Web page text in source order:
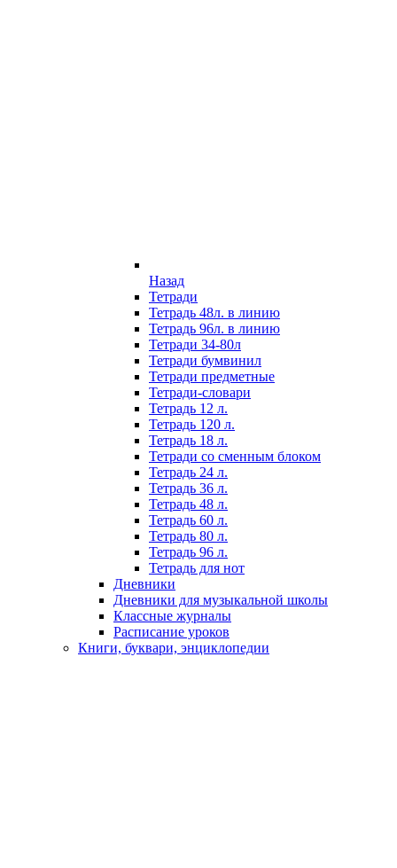
Назад
Тетради
Тетрадь 48л. в линию
Тетрадь 96л. в линию
Тетради 34-80л
Тетради бумвинил
Тетради предметные
Тетради-словари
Тетрадь 12 л.
Тетрадь 120 л.
Тетрадь 18 л.
Тетради со сменным блоком
Тетрадь 24 л.
Тетрадь 36 л.
Тетрадь 48 л.
Тетрадь 60 л.
Тетрадь 80 л.
Тетрадь 96 л.
Тетрадь для нот
Дневники
Дневники для музыкальной школы
Классные журналы
Расписание уроков
Книги, буквари, энциклопедии